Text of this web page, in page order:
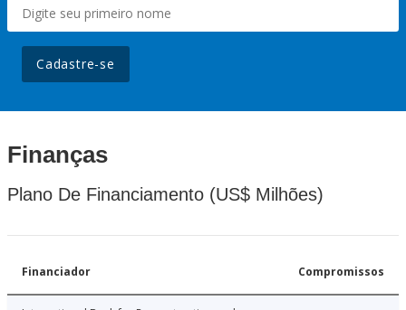
Cadastre-se
Finanças
Plano De Financiamento (US$ Milhões)
Financiador Compromissos